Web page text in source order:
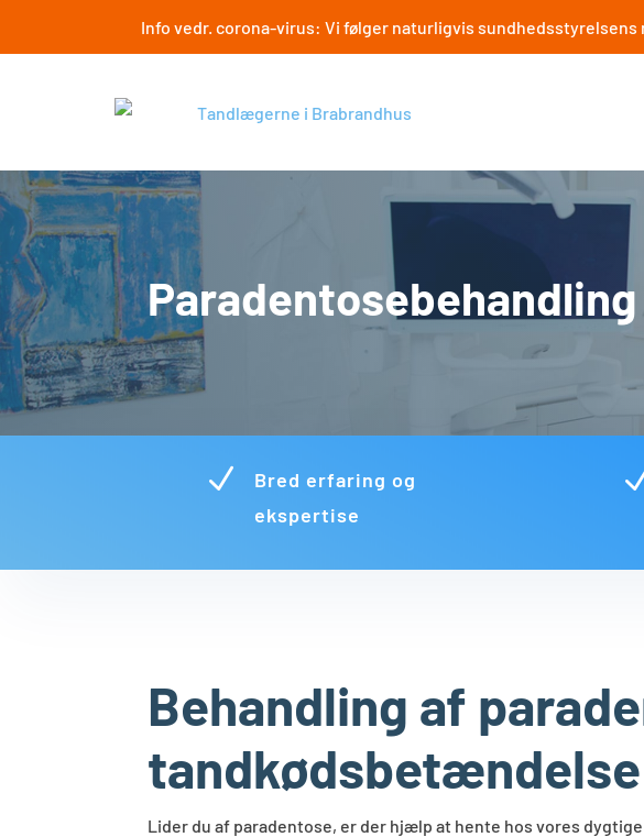
Info vedr. corona-virus: Vi følger naturligvis
Paradentosebehandling
N
Bred erfaring og
ekspertise
Behandling af
tandkødsbetændelse
​Lider du af paradentose, er der hjælp at hente hos vores